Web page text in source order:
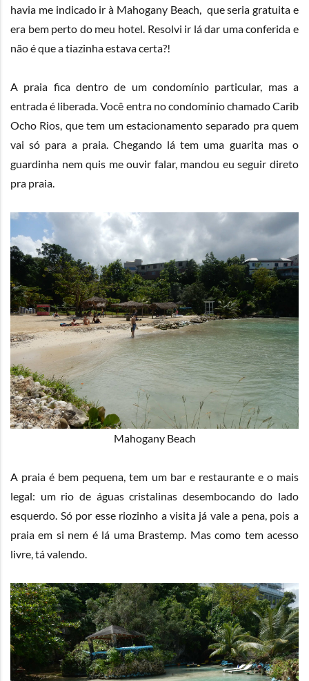
havia me indicado ir à Mahogany Beach, que seria gratuita e
era bem perto do meu hotel. Resolvi ir lá dar uma conferida e
não é que a tiazinha estava certa?!
A praia fica dentro de um condomínio particular, mas a
entrada é liberada. Você entra no condomínio chamado Carib
Ocho Rios, que tem um estacionamento separado pra quem
vai só para a praia. Chegando lá tem uma guarita mas o
guardinha nem quis me ouvir falar, mandou eu seguir direto
pra praia.
Mahogany Beach
A praia é bem pequena, tem um bar e restaurante e o mais
legal: um rio de águas cristalinas desembocando do lado
esquerdo. Só por esse riozinho a visita já vale a pena, pois a
praia em si nem é lá uma Brastemp. Mas como tem acesso
livre, tá valendo.